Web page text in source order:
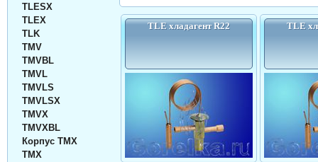
TLESX
TLEX
TLK
TMV
TMVBL
TMVL
TMVLS
TMVLSX
TMVX
TMVXBL
Корпус TMX
TMX
TLE хладагент R22 TLE